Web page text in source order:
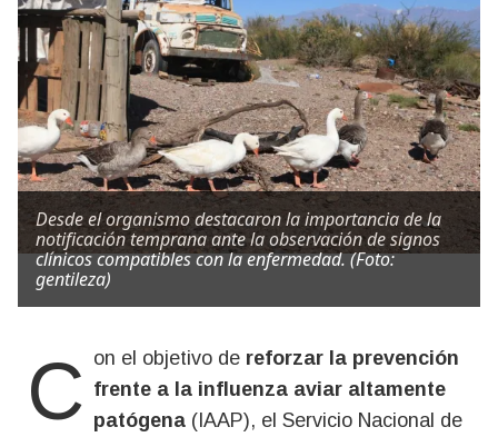
Desde el organismo destacaron la importancia de la
notificación temprana ante la observación de signos
clínicos compatibles con la enfermedad. (Foto:
gentileza)
Con el objetivo de reforzar la prevención
frente a la influenza aviar altamente
patógena (IAAP), el Servicio Nacional de